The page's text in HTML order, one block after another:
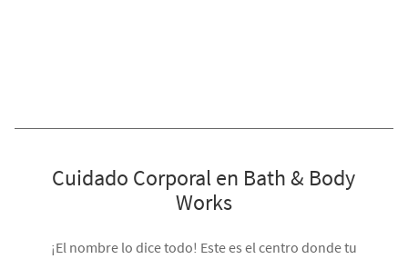
Cuidado Corporal en Bath & Body
Works
¡El nombre lo dice todo! Este es el centro donde tu